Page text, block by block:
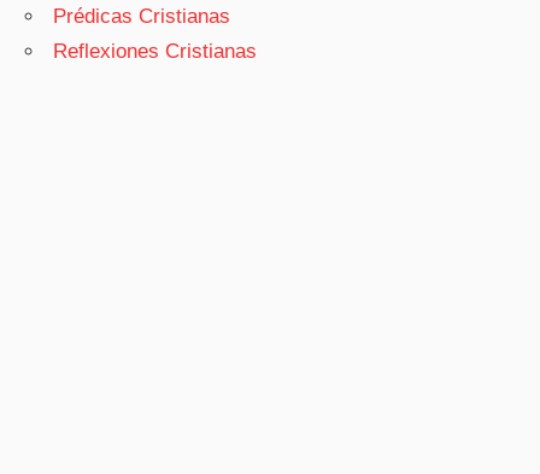
Prédicas Cristianas
Reflexiones Cristianas